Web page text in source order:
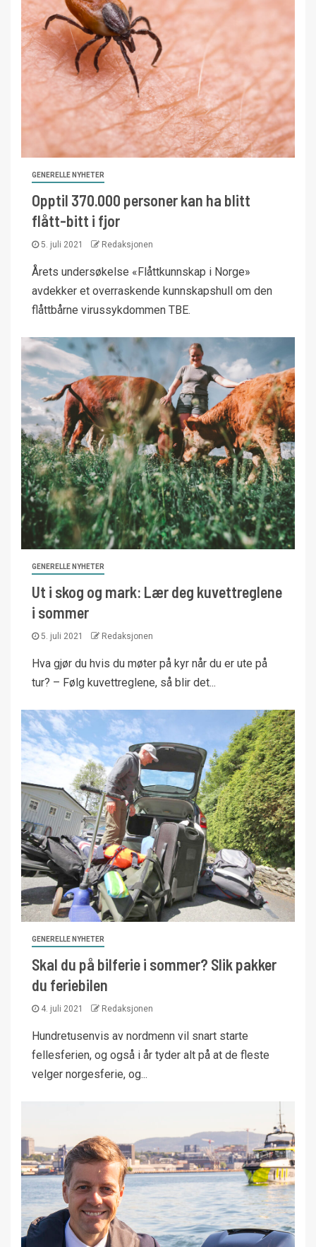
GENERELLE NYHETER
Opptil 370.000 personer kan ha blitt
flått-bitt i fjor
5. juli 2021 Redaksjonen
Årets undersøkelse «Flåttkunnskap i Norge»
avdekker et overraskende kunnskapshull om den
flåttbårne virussykdommen TBE.
GENERELLE NYHETER
Ut i skog og mark: Lær deg kuvettreglene
i sommer
5. juli 2021 Redaksjonen
Hva gjør du hvis du møter på kyr når du er ute på
tur? – Følg kuvettreglene, så blir det...
GENERELLE NYHETER
Skal du på bilferie i sommer? Slik pakker
du feriebilen
4. juli 2021 Redaksjonen
Hundretusenvis av nordmenn vil snart starte
fellesferien, og også i år tyder alt på at de fleste
velger norgesferie, og...